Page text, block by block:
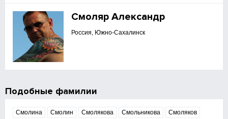
Смоляр Александр
Россия, Южно-Сахалинск
Подобные фамилии
Смолина Смолин Смолякова Смольникова
Смоляков